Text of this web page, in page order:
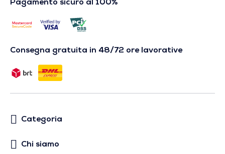
Pagamento sicuro al 100%
Consegna gratuita in 48/72 ore lavorative
Categoria
Chi siamo